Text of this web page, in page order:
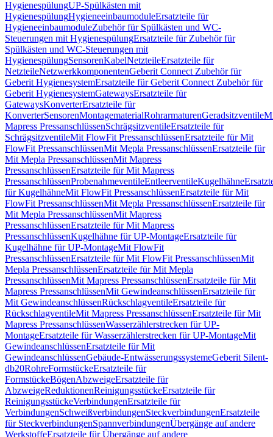
HygienespülungUP-Spülkästen mit
HygienespülungHygieneeinbaumoduleErsatzteile für
HygieneeinbaumoduleZubehör für Spülkästen und WC-
Steuerungen mit HygienespülungErsatzteile für Zubehör für
Spülkästen und WC-Steuerungen mit
HygienespülungSensorenKabelNetzteileErsatzteile für
NetzteileNetzwerkkomponentenGeberit Connect Zubehör für
Geberit HygienesystemErsatzteile für Geberit Connect Zubehör für
Geberit HygienesystemGatewaysErsatzteile für
GatewaysKonverterErsatzteile für
KonverterSensorenMontagematerialRohrarmaturenGeradsitzventile
Mapress PressanschlüssenSchrägsitzventileErsatzteile für
SchrägsitzventileMit FlowFit PressanschlüssenErsatzteile für Mit
FlowFit PressanschlüssenMit Mepla PressanschlüssenErsatzteile für
Mit Mepla PressanschlüssenMit Mapress
PressanschlüssenErsatzteile für Mit Mapress
PressanschlüssenProbenahmeventileEntleerventileKugelhähne
für KugelhähneMit FlowFit PressanschlüssenErsatzteile für Mit
FlowFit PressanschlüssenMit Mepla PressanschlüssenErsatzteile für
Mit Mepla PressanschlüssenMit Mapress
PressanschlüssenErsatzteile für Mit Mapress
PressanschlüssenKugelhähne für UP-MontageErsatzteile für
Kugelhähne für UP-MontageMit FlowFit
PressanschlüssenErsatzteile für Mit FlowFit PressanschlüssenMit
Mepla PressanschlüssenErsatzteile für Mit Mepla
PressanschlüssenMit Mapress PressanschlüssenErsatzteile für Mit
Mapress PressanschlüssenMit GewindeanschlüssenErsatzteile für
Mit GewindeanschlüssenRückschlagventileErsatzteile für
RückschlagventileMit Mapress PressanschlüssenErsatzteile für Mit
Mapress PressanschlüssenWasserzählerstrecken für UP-
MontageErsatzteile für Wasserzählerstrecken für UP-MontageMit
GewindeanschlüssenErsatzteile für Mit
GewindeanschlüssenGebäude-EntwässerungssystemeGeberit Silent-
db20RohreFormstückeErsatzteile für
FormstückeBögenAbzweigeErsatzteile für
AbzweigeReduktionenReinigungsstückeErsatzteile für
ReinigungsstückeVerbindungenErsatzteile für
VerbindungenSchweißverbindungenSteckverbindungenErsatzteile
für SteckverbindungenSpannverbindungenÜbergänge auf andere
WerkstoffeErsatzteile für Übergänge auf andere